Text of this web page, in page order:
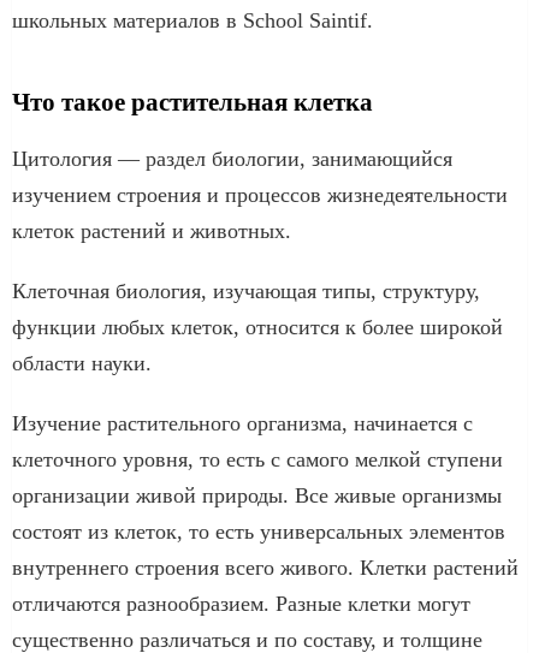
школьных материалов в School Saintif.
Что такое растительная клетка
Цитология — раздел биологии, занимающийся
изучением строения и процессов жизнедеятельности
клеток растений и животных.
Клеточная биология, изучающая типы, структуру,
функции любых клеток, относится к более широкой
области науки.
Изучение растительного организма, начинается с
клеточного уровня, то есть с самого мелкой ступени
организации живой природы. Все живые организмы
состоят из клеток, то есть универсальных элементов
внутреннего строения всего живого. Клетки растений
отличаются разнообразием. Разные клетки могут
существенно различаться и по составу, и толщине